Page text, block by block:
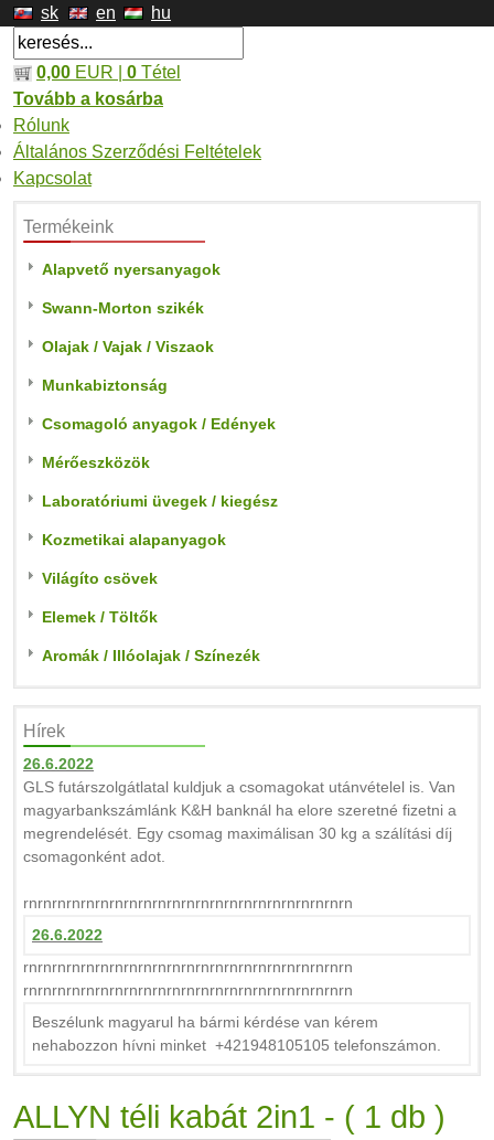
sk en hu
0,00 EUR | 0 Tétel
Tovább a kosárba
Rólunk
Általános Szerződési Feltételek
Kapcsolat
Termékeink
Alapvető nyersanyagok
Swann-Morton szikék
Olajak / Vajak / Viszaok
Munkabiztonság
Csomagoló anyagok / Edények
Mérőeszközök
Laboratóriumi üvegek / kiegész
Kozmetikai alapanyagok
Világíto csövek
Elemek / Töltők
Aromák / Illóolajak / Színezék
Hírek
26.6.2022
GLS futárszolgátlatal kuldjuk a csomagokat utánvételel is. Van
magyarbankszámlánk K&H banknál ha elore szeretné fizetni a
megrendelését. Egy csomag maximálisan 30 kg a szálítási díj
csomagonként adot.
rnrnrnrnrnrnrnrnrnrnrnrnrnrnrnrnrnrnrnrnrnrnrn
26.6.2022
rnrnrnrnrnrnrnrnrnrnrnrnrnrnrnrnrnrnrnrnrnrnrn
rnrnrnrnrnrnrnrnrnrnrnrnrnrnrnrnrnrnrnrnrnrnrn
Beszélunk magyarul ha bármi kérdése van kérem
nehabozzon hívni minket +421948105105 telefonszámon.
ALLYN téli kabát 2in1 - ( 1 db )